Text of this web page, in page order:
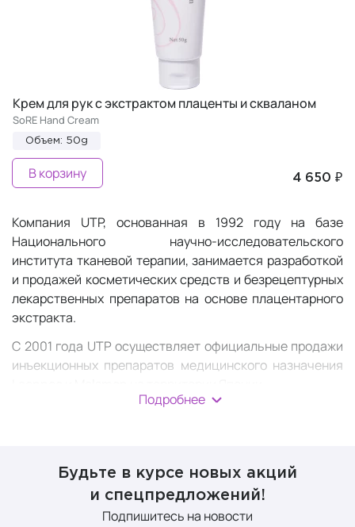
Крем для рук с экстрактом плаценты и скваланом
SoRE Hand Cream
Объем: 50g
4 650 ₽
В корзину
Компания UTP, основанная в 1992 году на базе
Национального научно-исследовательского
института тканевой терапии, занимается разработкой
и продажей косметических средств и безрецептурных
лекарственных препаратов на основе плацентарного
экстракта.
С 2001 года UTP осуществляет официальные продажи
инъекционных препаратов медицинского назначения
Является лидером среди японских производителей
высококачественной плаценты с максимальным
процентным содержанием как в косметике, так и в
пищевых добавках.
Подробнее
Будьте в курсе новых акций
и спецпредложений!
Подпишитесь на новости